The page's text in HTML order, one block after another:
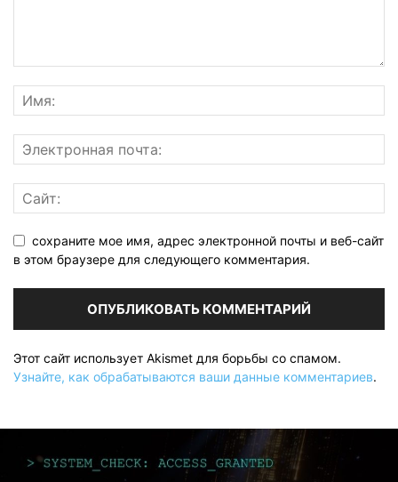
сохраните мое имя, адрес электронной почты и веб-сайт
в этом браузере для следующего комментария.
Этот сайт использует Akismet для борьбы со спамом.
Узнайте, как обрабатываются ваши данные комментариев.